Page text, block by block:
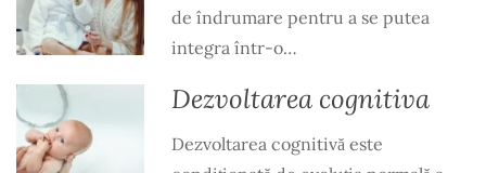
de îndrumare pentru a se putea
integra într-o…
Dezvoltarea cognitiva
Dezvoltarea cognitivă este